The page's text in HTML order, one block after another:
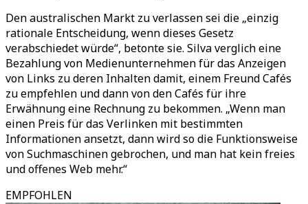
Den australischen Markt zu verlassen sei die „einzig
rationale Entscheidung, wenn dieses Gesetz
verabschiedet würde“, betonte sie. Silva verglich eine
Bezahlung von Medienunternehmen für das Anzeigen
von Links zu deren Inhalten damit, einem Freund Cafés
zu empfehlen und dann von den Cafés für ihre
Erwähnung eine Rechnung zu bekommen. „Wenn man
einen Preis für das Verlinken mit bestimmten
Informationen ansetzt, dann wird so die Funktionsweise
von Suchmaschinen gebrochen, und man hat kein freies
und offenes Web mehr.“
EMPFOHLEN